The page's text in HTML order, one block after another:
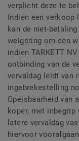
verplicht deze te
Indien een verkoop
kan de niet-
weigering om een
indien TARKETT
ontbinding van de
vervaldag leidt van
ingebrekestelling
Opeisbaarheid van
koper, met inbegrip
latere vervaldag
hiervoor